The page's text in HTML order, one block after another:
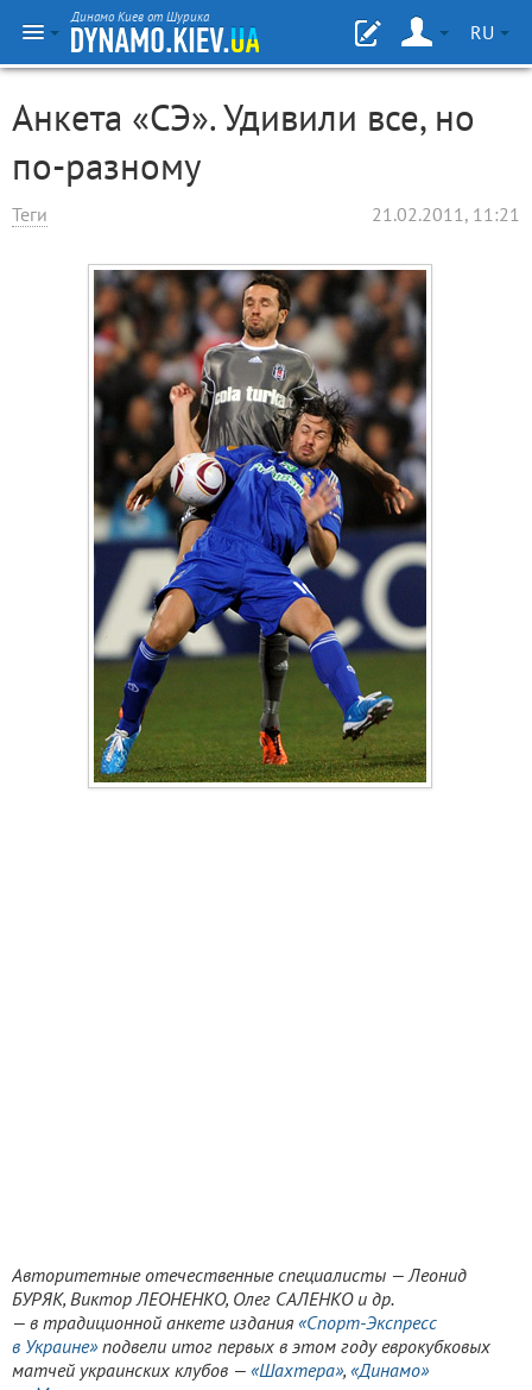
Динамо Киев от Шурика
RU
Анкета «СЭ». Удивили все, но
по-разному
Теги 21.02.2011, 11:21
Авторитетные отечественные специалисты — Леонид
БУРЯК, Виктор ЛЕОНЕНКО, Олег САЛЕНКО и др.
— в традиционной анкете издания «Спорт-Экспресс
в Украине»подвели итог первых в этом году еврокубковых
матчей украинских клубов — «Шахтера», «Динамо»